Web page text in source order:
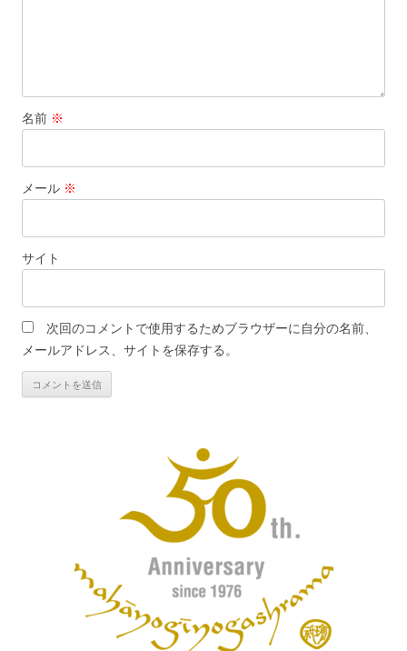
名前 ※
メール ※
サイト
次回のコメントで使用するためブラウザーに自分の名前、
メールアドレス、サイトを保存する。